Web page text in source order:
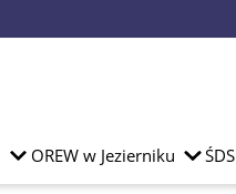
OREW w Jezierniku